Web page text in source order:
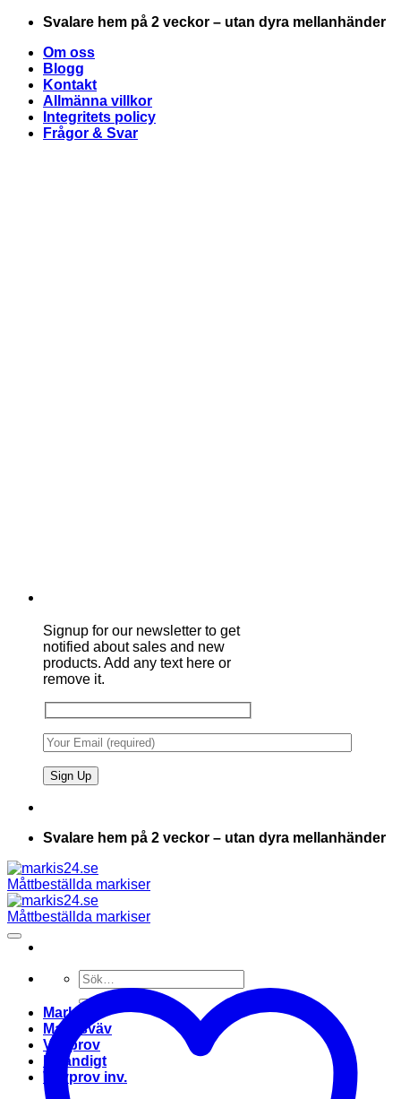
Skip
content
Svalare hem på 2 veckor – utan dyra mellanhänder
Om oss
Blogg
Kontakt
Allmänna villkor
Integritets policy
Frågor & Svar
Signup for our newsletter to get
notified about sales and new
products. Add any text here or
remove it.
Svalare hem på 2 veckor – utan dyra mellanhänder
Sök
efter:
Markis
Markisväv
Vävprov
Invändigt
Vävprov inv.